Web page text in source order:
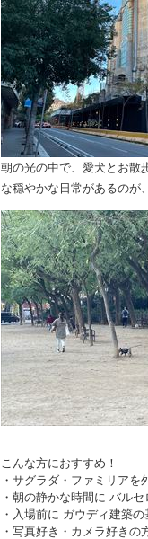
朝の光の中で、愛犬と お散
な穏やかな日常があるのが
こんな方におすすめ！
・サグラダ・ファミリア
・朝の静かな時間に バル
・入場前に ガウディ建築
・写真好き・カメラ好きの